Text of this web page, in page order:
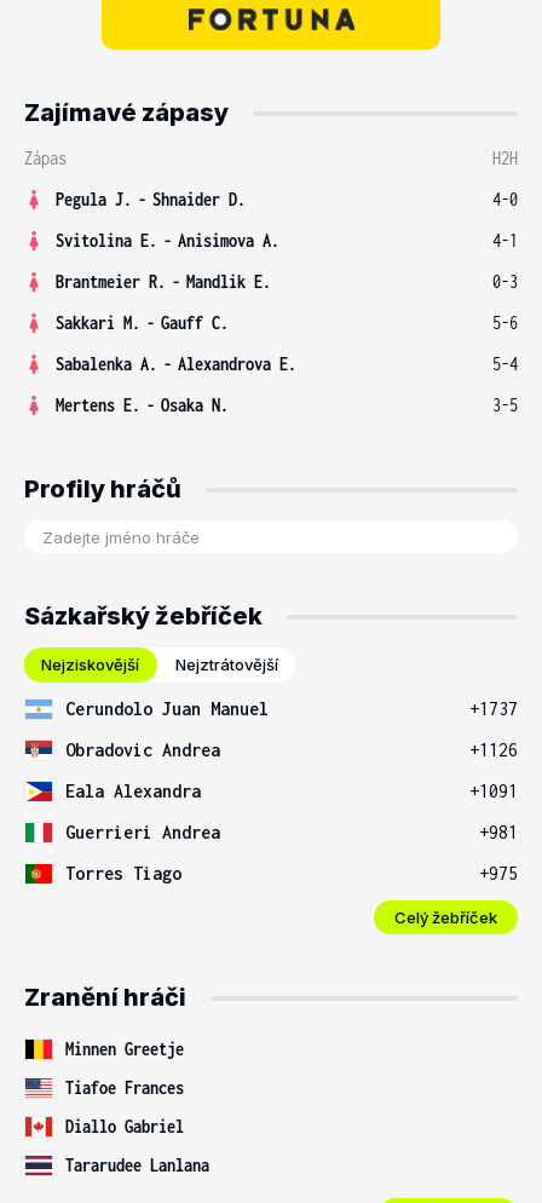
Zajímavé zápasy
Zápas
H2H
Pegula J. - Shnaider D.
4-0
Svitolina E. - Anisimova A.
4-1
Brantmeier R. - Mandlik E.
0-3
Sakkari M. - Gauff C.
5-6
Sabalenka A. - Alexandrova E.
5-4
Mertens E. - Osaka N. 3-5
Profily hráčů
Sázkařský žebříček
Nejziskovější Nejztrátovější
Cerundolo Juan Manuel
+1737
Obradovic Andrea
+1126
Eala Alexandra
+1091
Guerrieri Andrea
+981
Torres Tiago
+975
Celý žebříček
Zranění hráči
Minnen Greetje
Tiafoe Frances
Diallo Gabriel
Tararudee Lanlana